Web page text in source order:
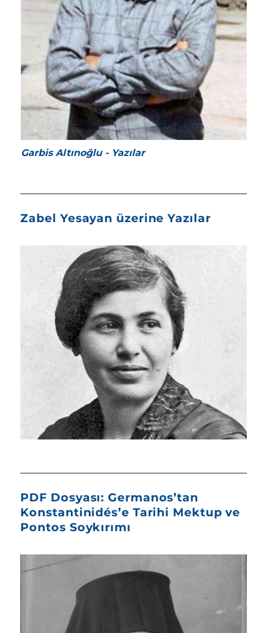
Garbis Altınoğlu - Yazılar
Zabel Yesayan üzerine Yazılar
PDF Dosyası: Germanos’tan
Konstantinidés’e Tarihi Mektup ve
Pontos Soykırımı